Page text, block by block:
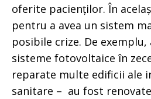
oferite pacienților. În
pentru a avea un sistem
posibile crize. De
sisteme fotovoltaice în
reparate multe edificii ale
sanitare – au fost